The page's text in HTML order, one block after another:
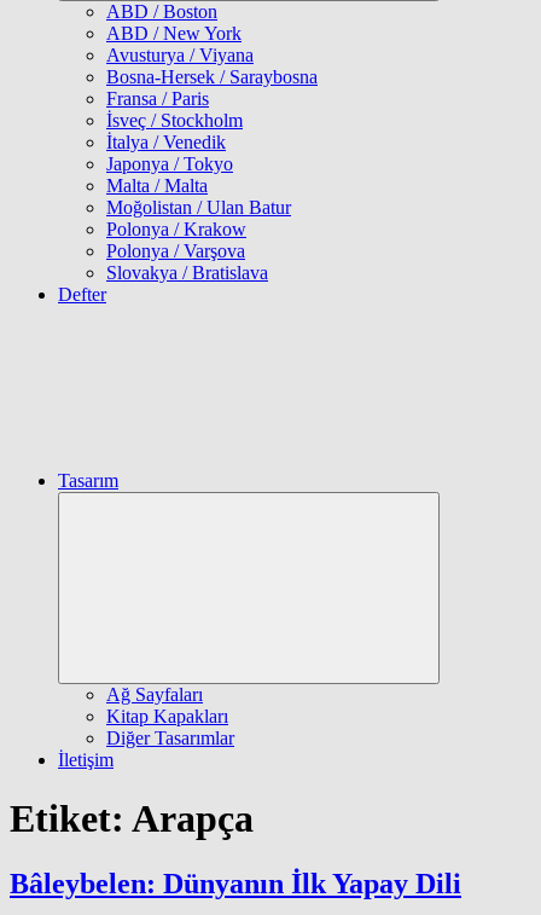
ABD / Boston
ABD / New York
Avusturya / Viyana
Bosna-Hersek / Saraybosna
Fransa / Paris
İsveç / Stockholm
İtalya / Venedik
Japonya / Tokyo
Malta / Malta
Moğolistan / Ulan Batur
Polonya / Krakow
Polonya / Varşova
Slovakya / Bratislava
Defter
Tasarım
Ağ Sayfaları
Kitap Kapakları
Diğer Tasarımlar
İletişim
Etiket: Arapça
Bâleybelen: Dünyanın İlk Yapay Dili